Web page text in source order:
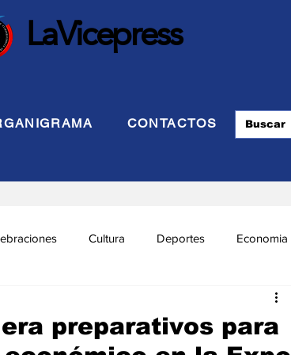
LaVicepress
CONTACTOS
Cultura Deportes Economia
INTERIOR
preparativos para